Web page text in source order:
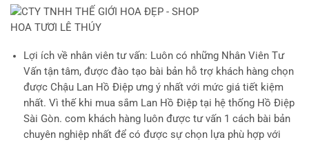
Lợi ích về nhân viên tư vấn: Luôn có những Nhân Viên Tư
Vấn tận tâm, được đào tạo bài bản hỗ trợ khách hàng chọn
được Chậu Lan Hồ Điệp ưng ý nhất với mức giá tiết kiệm
nhất. Vì thế khi mua sắm Lan Hồ Điệp tại hệ thống Hồ Điệp
Sài Gòn. com khách hàng luôn được tư vấn 1 cách bài bản
chuyên nghiệp nhất để có được sự chọn lựa phù hợp với